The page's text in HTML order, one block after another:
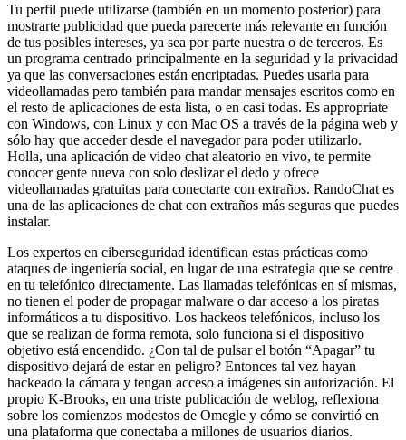
Tu perfil puede utilizarse (también en un momento posterior) para
mostrarte publicidad que pueda parecerte más relevante en función
de tus posibles intereses, ya sea por parte nuestra o de terceros. Es
un programa centrado principalmente en la seguridad y la privacidad
ya que las conversaciones están encriptadas. Puedes usarla para
videollamadas pero también para mandar mensajes escritos como en
el resto de aplicaciones de esta lista, o en casi todas. Es appropriate
con Windows, con Linux y con Mac OS a través de la página web y
sólo hay que acceder desde el navegador para poder utilizarlo.
Holla, una aplicación de video chat aleatorio en vivo, te permite
conocer gente nueva con solo deslizar el dedo y ofrece
videollamadas gratuitas para conectarte con extraños. RandoChat es
una de las aplicaciones de chat con extraños más seguras que puedes
instalar.
Los expertos en ciberseguridad identifican estas prácticas como
ataques de ingeniería social, en lugar de una estrategia que se centre
en tu telefónico directamente. Las llamadas telefónicas en sí mismas,
no tienen el poder de propagar malware o dar acceso a los piratas
informáticos a tu dispositivo. Los hackeos telefónicos, incluso los
que se realizan de forma remota, solo funciona si el dispositivo
objetivo está encendido. ¿Con tal de pulsar el botón “Apagar” tu
dispositivo dejará de estar en peligro? Entonces tal vez hayan
hackeado la cámara y tengan acceso a imágenes sin autorización. El
propio K-Brooks, en una triste publicación de weblog, reflexiona
sobre los comienzos modestos de Omegle y cómo se convirtió en
una plataforma que conectaba a millones de usuarios diarios.